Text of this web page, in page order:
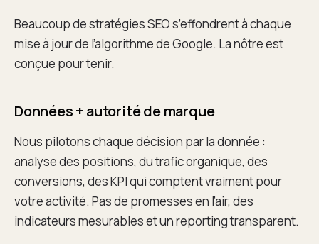
Beaucoup de stratégies SEO s’effondrent à chaque
mise à jour de l’algorithme de Google. La nôtre est
conçue pour tenir.
Données + autorité de marque
Nous pilotons chaque décision par la donnée :
analyse des positions, du trafic organique, des
conversions, des KPI qui comptent vraiment pour
votre activité. Pas de promesses en l’air, des
indicateurs mesurables et un reporting transparent.